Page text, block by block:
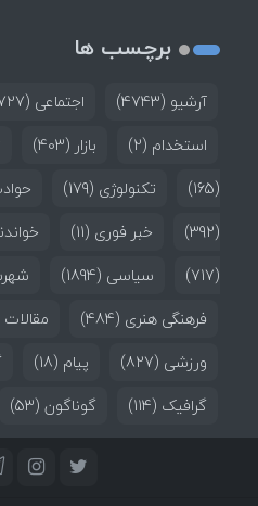
برچسب ها
آرشیو (4743) اجتماعی (2727)
استخدام (2) بازار (403)
(165)
تکنولوژی (179)
(392)
خبر فوری (11)
(717)
سیاسی (1894)
فرهنگی هنری (484) مقالات
ورزشی (827) پیام (18)
گرافیک (114) گوناگون (53)